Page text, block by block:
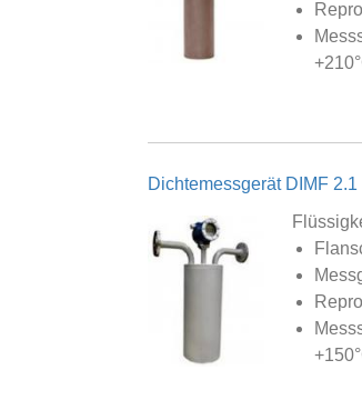
Dichtemessgerät DIMF 2.1